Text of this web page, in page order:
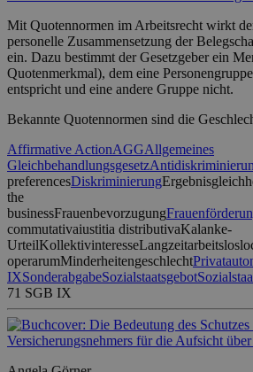
Mit Quotennormen im Arbeitsrecht wirkt
personelle Zusammensetzung der
ein. Dazu bestimmt der Gesetzgeber ein
Quotenmerkmal), dem eine
entspricht und eine andere Gruppe nicht.
Bekannte Quotennormen sind die
Affirmative ActionAGGAllgemeines
Gleichbehandlungsgesetz
preferencesDiskriminierung
the
businessFrauenbevorzugung
commutativaiustitia distributivaKalanke-
UrteilKollektivinteresseLangzeitarbeitslos
operarumMinderheitengeschlecht
IXSonderabgabeSozialstaatsgebot
71 SGB IX